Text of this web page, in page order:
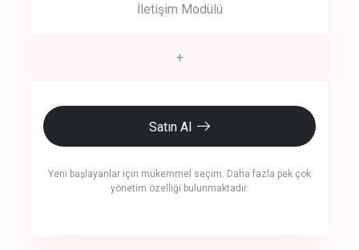
İletişim Modülü
+
Satın Al
Yeni başlayanlar için mükemmel seçim. Daha fazla pek çok
yönetim özelliği bulunmaktadır.